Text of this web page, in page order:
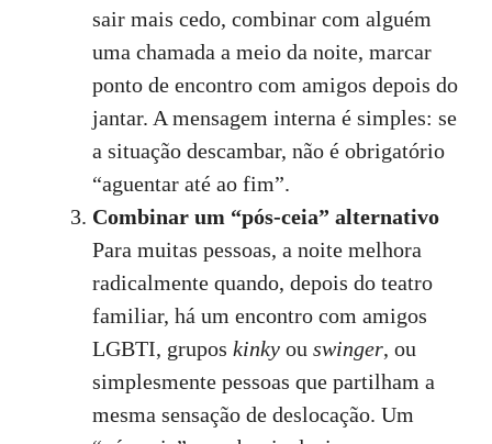
sair mais cedo, combinar com alguém
uma chamada a meio da noite, marcar
ponto de encontro com amigos depois do
jantar. A mensagem interna é simples: se
a situação descambar, não é obrigatório
“aguentar até ao fim”.
Combinar um “pós‑ceia” alternativo
Para muitas pessoas, a noite melhora
radicalmente quando, depois do teatro
familiar, há um encontro com amigos
LGBTI, grupos kinky ou swinger, ou
simplesmente pessoas que partilham a
mesma sensação de deslocação. Um